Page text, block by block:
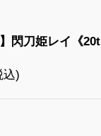
閃刀姫レイ《
込)